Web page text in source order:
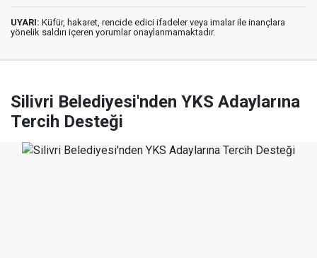
UYARI: Küfür, hakaret, rencide edici ifadeler veya imalar ile inançlara
yönelik saldırı içeren yorumlar onaylanmamaktadır.
Silivri Belediyesi'nden YKS Adaylarına
Tercih Desteği